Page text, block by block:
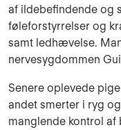
af ildebefindende og
føleforstyrrelser og
samt ledhævelse.
nervesygdommen
Senere oplevede
andet smerter i ryg
manglende kontrol